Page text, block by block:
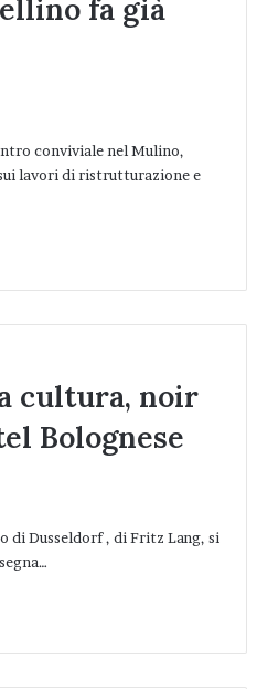
fa già
conviviale nel Mulino,
lavori di ristrutturazione e
cultura, noir
Bolognese
di Dusseldorf , di Fritz Lang, si